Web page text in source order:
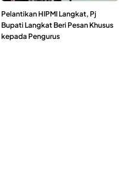
Pelantikan HIPMI Langkat, Pj
Bupati Langkat Beri Pesan Khusus
kepada Pengurus